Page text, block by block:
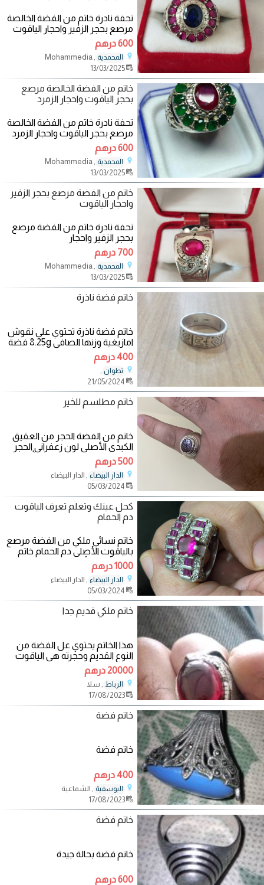
تحفة نادرة خاتم من الفضة الخالصة
مرصع بحجر الزفير واحجار الياقوت
600 درهم
المحمدية , Mohammedia
13/03/2025
خاتم من الفضة الخالصة مرصع
بحجر الياقوت واحجار الزمرد
تحفة نادرة خاتم من الفضة الخالصة
مرصع بحجر الياقوت واحجار الزمرد
600 درهم
المحمدية , Mohammedia
13/03/2025
خاتم من الفضة مرصع بحجر الزفير
واحجار الياقوت
تحفة نادرة خاتم من الفضة مرصع
بحجر الزفير واحجار
700 درهم
المحمدية , Mohammedia
13/03/2025
خاتم فضة ناذرة
خاتم فضة ناذرة تحتوي على نقوش
امازيغية وزنها الصافي 8.25g فضة
خالصة عيار
400 درهم
تطوان ,
خاتم مطلسم للخير
خاتم من الفضة الحجر من العقيق
الكبدي الأصلي لون زعفراني الحجر
مطلسم لجلب الخير بإذن الله خاتم
500 درهم
الدار البيضاء , الدار البيضاء
كحل عينك وتعلم تعرف الياقوت
دم الحمام
خاتم نسائي ملكي من الفضة مرصع
بالياقوت الأصلي دم الحمام خاتم
نقي وأحجاره أصلية ويمكن تجربة
1000 درهم
الدار البيضاء , الدار البيضاء
خاتم ملکي قدیم جدا
هذا الخاتم یحتوي عل الفضة من
النوع القدیم وحجرته هي الیاقوت
السیریلانکي میزته یبرد عندما تشتد
20000 درهم
الرباط , سلا
17/08/2023
خاتم فضة
خاتم فضة
400 درهم
اليوسفية , الشماعية
17/08/2023
خاتم فضة
خاتم فضة بحالة جيدة
600 درهم